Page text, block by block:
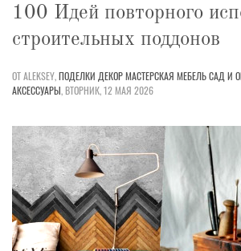
100 Идей повторного
строительных поддонов
ОТ ALEKSEY,ПОДЕЛКИ ДЕКОРМАСТЕРСКАЯ МЕБЕЛЬСАД И
АКСЕССУАРЫ,ВТОРНИК, 12 МАЯ 2026